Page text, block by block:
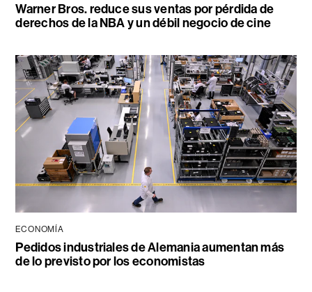
Warner Bros. reduce sus ventas por pérdida de
derechos de la NBA y un débil negocio de cine
ECONOMÍA
Pedidos industriales de Alemania aumentan más
de lo previsto por los economistas